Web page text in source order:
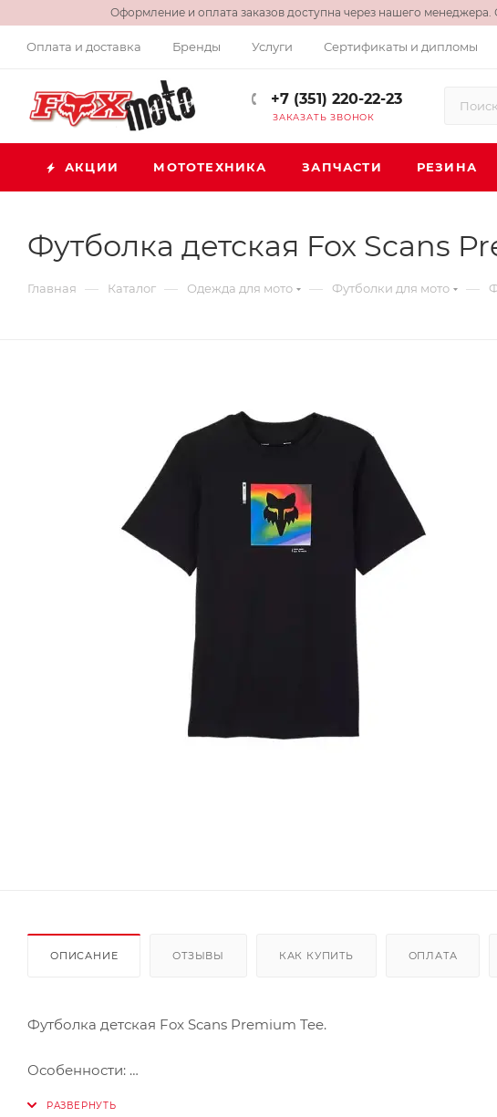
Оформление и оплата заказов доступна через нашего менеджера.
Оплата и доставка Бренды Услуги Сертификаты и дипломы
+7 (351) 220-22-23
ЗАКАЗАТЬ ЗВОНОК
АКЦИИ МОТОТЕХНИКА ЗАПЧАСТИ РЕЗИНА
Футболка детская Fox Scans
Главная — Каталог — Одежда для мото — Футболки для мото —
ОПИСАНИЕ ОТЗЫВЫ КАК КУПИТЬ ОПЛАТА
Футболка детская Fox Scans Premium Tee.
Особенности: